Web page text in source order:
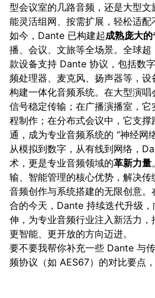
型会议室的几路音频，还是大型
能灵活组网、按需扩展，轻松适配
如今，Dante 已构建起成熟庞大
播、会议、文旅等全场景。全球
款设备支持 Dante 协议，包括数
频处理器、麦克风、扬声器等，
构建一体化音频系统。在大型演
信号稳定传输；在广播演播室，
程制作；在分布式会议中，它支
通，成为专业音频系统的 “神经网络
从模拟到数字，从有线到网络，
术，更是专业音频领域的革新力量
输、智能管理的核心优势，解决
音频创作与系统搭建的无限创意
合的今天，Dante 持续迭代升级
伸，为专业音频行业注入新活力，
更智能、更开放的方向迈进。
要不要我帮你补充一些 Dante 与
频协议（如 AES67）的对比要点